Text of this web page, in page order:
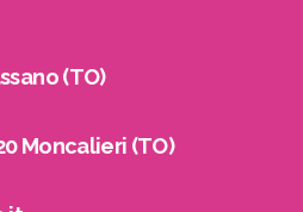
(TO)
Moncalieri (TO)